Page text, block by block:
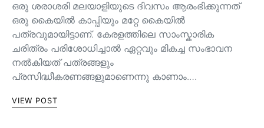
ഒരു ശരാശരി മലയാളിയുടെ ദിവസം ആരംഭിക്കുന്നത്
ഒരു കൈയില്‍ കാപ്പിയും മറ്റേ കൈയില്‍
പത്രവുമായിട്ടാണ്. കേരളത്തിലെ സാംസ്കാരിക
ചരിത്രം പരിശോധിച്ചാല്‍ ഏറ്റവും മികച്ച സംഭാവന
നല്‍കിയത് പത്രങ്ങളും
പ്രസിദ്ധീകരണങ്ങളുമാണെന്നു കാണാം.…
VIEW POST